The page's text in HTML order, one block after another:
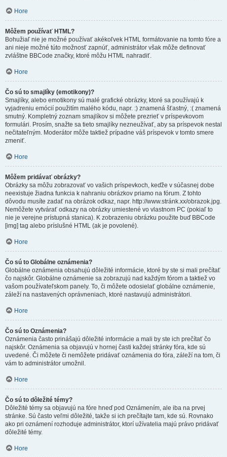
Hore
Môžem používať HTML?
Bohužiaľ nie je možné používať akékoľvek HTML formátovanie na tomto fóre a
ani nieje možné túto možnosť zapnúť, administrátor však môže definovať
zvláštne BBCode značky, ktoré môžu HTML nahradiť.
Hore
Čo sú to smajlíky (emotikony)?
Smajlíky, alebo emotikony sú malé grafické obrázky, ktoré sa používajú k
vyjadreniu emócií použitím malého kódu, napr. :) znamená šťastný, :( znamená
smutný. Kompletný zoznam smajlíkov si môžete prezrieť v príspevkovom
formulári. Prosím, snažte sa tieto smajlíky nezneužívať, aby sa príspevok nestal
nečitateľným. Moderátor môže taktiež prípadne váš príspevok v tomto smere
zmeniť.
Hore
Môžem pridávať obrázky?
Obrázky sa môžu zobrazovať vo vašich príspevkoch, keďže v súčasnej dobe
neexistuje žiadna funkcia k nahraniu obrázkov priamo na fórum. Z tohto
dôvodu musíte zadať na obrázok odkaz, napr. http://www.stránk.xx/obrazok.jpg.
Nemôžete vytvárať odkazy na obrázky umiestené vo vlastnom PC (pokiaľ to
nie je verejne prístupná stanica). K zobrazeniu obrázku použite buď BBCode
[img] tag alebo príslušné HTML (ak je povolené).
Hore
Čo sú to Globálne oznámenia?
Globálne oznámenia obsahujú dôležité informácie, ktoré by ste si mali prečítať
čo najskôr. Globálne oznámenie sa zobrazujú nad každým fórom a taktiež vo
vašom používateľskom panely. To, či môžete odosielať globálne oznámenie,
záleží na nastavených oprávneniach, ktoré nastavujú administrátori.
Hore
Čo sú to Oznámenia?
Oznámenia často prinášajú dôležité informácie a mali by ste ich prečítať čo
najskôr. Oznámenia sa objavujú v hornej časti každej stránky fóra, kde sú
uvedené. Či môžete či nemôžete pridávať oznámenia do fóra, záleží na tom, či
vám to administrátor umožnil.
Hore
Čo sú to dôležité témy?
Dôležité témy sa objavujú na fóre hneď pod Oznámením, ale iba na prvej
stránke. Sú často veľmi dôležité, takže si ich prečítajte tam, kde sú. Rovnako
ako pri oznámení rozhoduje administrátor, ktorí užívatelia majú právo pridávať
dôležité témy.
Hore